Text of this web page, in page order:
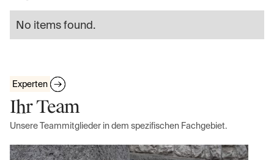
No items found.
Experten
Ihr Team
Unsere Teammitglieder in dem spezifischen Fachgebiet.